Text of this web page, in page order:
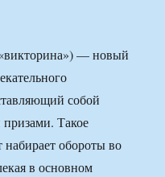
— новый
собой
Такое
набирает обороты во
в основном